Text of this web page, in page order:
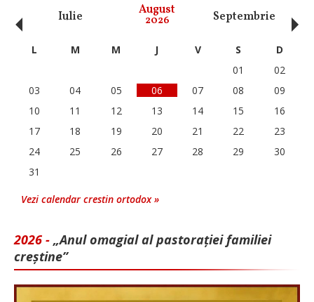
Iulie August
2026 Septembrie
‹ L M M J V S
D
01
02
03
04 05 06 07 08
09
10
11 12 13 14 15
16
17
18 19 20 21 22
23
24
25 26 27 28 29
30
31
Vezi calendar crestin ortodox »
2026 - „Anul omagial al pastorației familiei
creștine”